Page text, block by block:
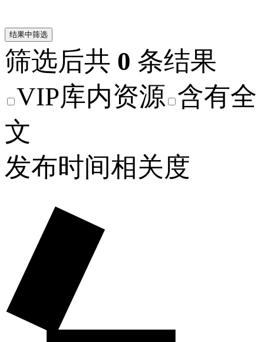
结果中筛选
筛选后共 0 条结果
VIP库内资源 含有全
文
发布时间相关度